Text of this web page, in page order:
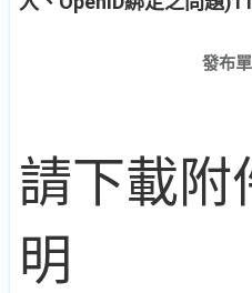
發布
請下載附
明